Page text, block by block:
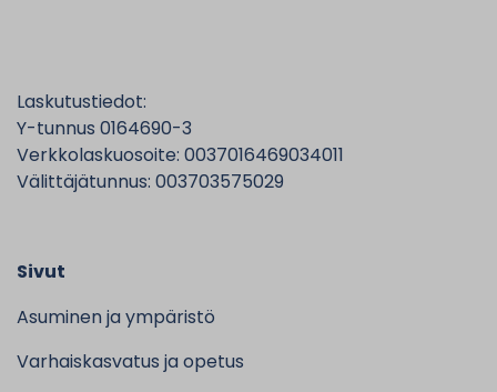
Laskutustiedot:
Y-tunnus 0164690-3
Verkkolaskuosoite: 0037016469034011
Välittäjätunnus: 003703575029
Sivut
Asuminen ja ympäristö
Varhaiskasvatus ja opetus